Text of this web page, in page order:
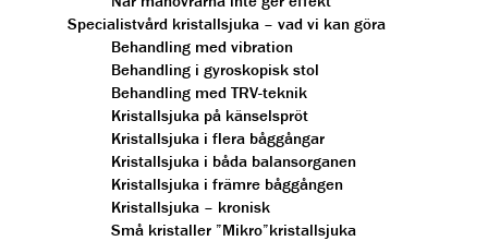
Specialistvård kristallsjuka – vad vi kan göra
Behandling med vibration
Behandling i gyroskopisk stol
Behandling med TRV-teknik
Kristallsjuka på känselspröt
Kristallsjuka i flera båggångar
Kristallsjuka i båda balansorganen
Kristallsjuka i främre båggången
Kristallsjuka – kronisk
Små kristaller ”Mikro”kristallsjuka